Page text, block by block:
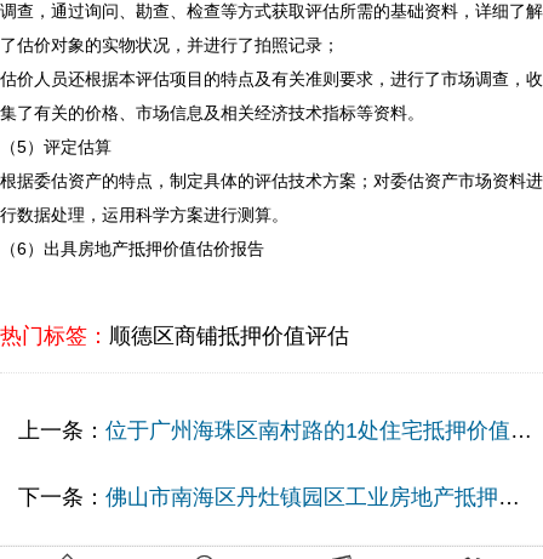
调查，通过询问、勘查、检查等方式获取评估所需的基础资料，详细了解
了估价对象的实物状况，并进行了拍照记录；
估价人员还根据本评估项目的特点及有关准则要求，进行了市场调查，收
集了有关的价格、市场信息及相关经济技术指标等资料。
（5）评定估算
根据委估资产的特点，制定具体的评估技术方案；对委估资产市场资料进
行数据处理，运用科学方案进行测算。
（6）出具房地产抵押价值估价报告
热门标签： 顺德区商铺抵押价值评估
上一条： 位于广州海珠区南村路的1处住宅抵押价值评估案例
下一条： 佛山市南海区丹灶镇园区工业房地产抵押价值评估